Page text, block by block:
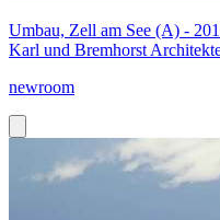
Umbau, Zell am See (A) -
Karl und Bremhorst
newroom